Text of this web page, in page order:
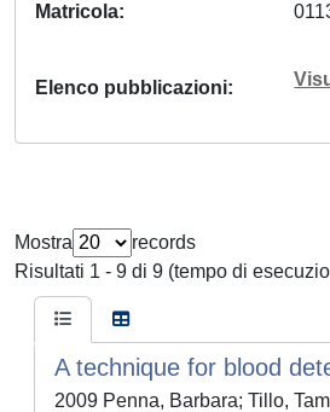
Matricola
Elenco pubblicazioni
Mostra
records
Risultati 1 - 9 di 9 (tempo di
A technique for blood
2009 Penna, Barbara; Tillo,